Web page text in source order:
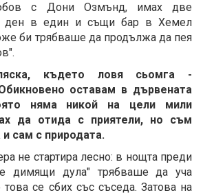
с Дони Озмънд, имах две
ден в един и същи бар в Хемел
би трябваше да продължа да пея
където ловя сьомга -
оставам в дървената
няма никой на цели мили
да отида с приятели, но съм
сам с природата.
не стартира лесно: в нощта преди
димящи дула" трябваше да уча
се сбих със съседа. Затова на